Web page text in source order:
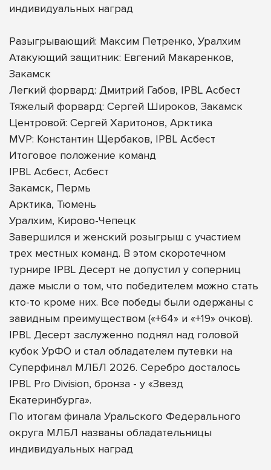
индивидуальных наград
Разыгрывающий: Максим Петренко, Уралхим
Атакующий защитник: Евгений Макаренков,
Закамск
Легкий форвард: Дмитрий Габов, IPBL Асбест
Тяжелый форвард: Сергей Широков, Закамск
Центровой: Сергей Харитонов, Арктика
MVP: Константин Щербаков, IPBL Асбест
Итоговое положение команд
IPBL Асбест, Асбест
Закамск, Пермь
Арктика, Тюмень
Уралхим, Кирово-Чепецк
Завершился и женский розыгрыш с участием
трех местных команд. В этом скоротечном
турнире IPBL Десерт не допустил у соперниц
даже мысли о том, что победителем можно стать
кто-то кроме них. Все победы были одержаны с
завидным преимуществом («+64» и «+19» очков).
IPBL Десерт заслуженно поднял над головой
кубок УрФО и стал обладателем путевки на
Суперфинал МЛБЛ 2026. Серебро досталось
IPBL Pro Division, бронза - у «Звезд
Екатеринбурга».
По итогам финала Уральского Федерального
округа МЛБЛ названы обладательницы
индивидуальных наград